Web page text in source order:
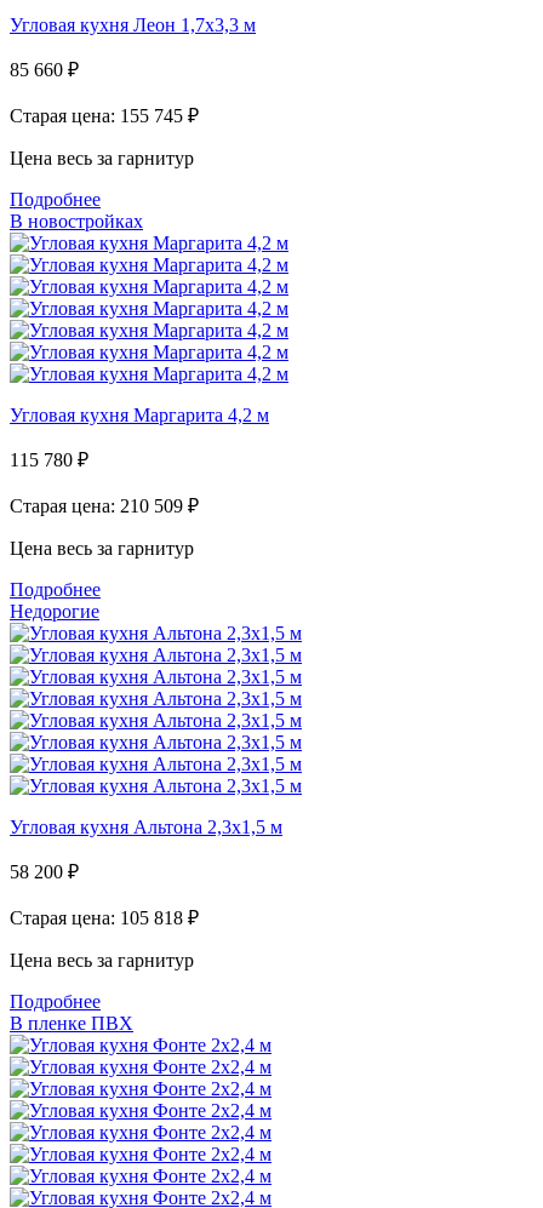
Угловая кухня Леон 1,7х3,3 м
85 660 ₽
Старая цена: 155 745 ₽
Цена весь за гарнитур
Подробнее
В новостройках
Угловая кухня Маргарита 4,2 м
115 780 ₽
Старая цена: 210 509 ₽
Цена весь за гарнитур
Подробнее
Недорогие
Угловая кухня Альтона 2,3х1,5 м
58 200 ₽
Старая цена: 105 818 ₽
Цена весь за гарнитур
Подробнее
В пленке ПВХ